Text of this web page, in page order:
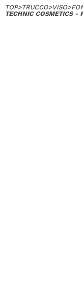
TOP>TRUCCO>VISO>
TECHNIC COSMETICS -